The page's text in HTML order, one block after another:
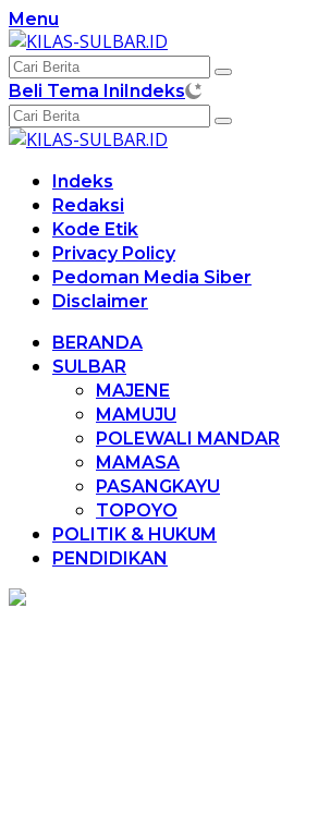
Langsung
ke
konten
Menu
Beli Tema IniIndeks
Indeks
Redaksi
Kode Etik
Privacy Policy
Pedoman Media Siber
Disclaimer
BERANDA
SULBAR
MAJENE
MAMUJU
POLEWALI MANDAR
MAMASA
PASANGKAYU
TOPOYO
POLITIK & HUKUM
PENDIDIKAN